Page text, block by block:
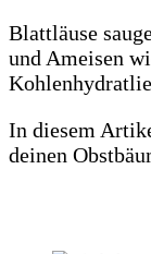
Blattläuse
und Ameisen
In diesem
deinen